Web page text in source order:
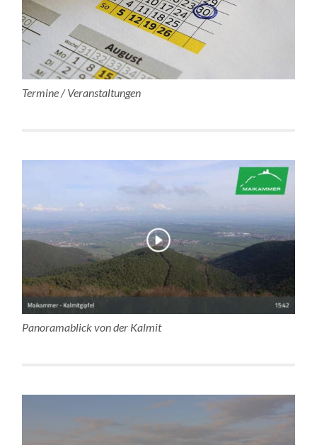
Termine / Veranstaltungen
Panoramablick von der Kalmit